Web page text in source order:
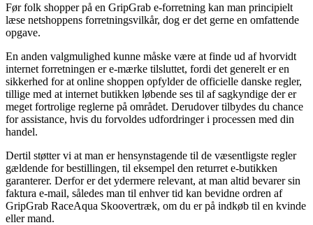
Før folk shopper på en GripGrab e-forretning kan man principielt
læse netshoppens forretningsvilkår, dog er det gerne en omfattende
opgave.
En anden valgmulighed kunne måske være at finde ud af hvorvidt
internet forretningen er e-mærke tilsluttet, fordi det generelt er en
sikkerhed for at online shoppen opfylder de officielle danske regler,
tillige med at internet butikken løbende ses til af sagkyndige der er
meget fortrolige reglerne på området. Derudover tilbydes du chance
for assistance, hvis du forvoldes udfordringer i processen med din
handel.
Dertil støtter vi at man er hensynstagende til de væsentligste regler
gældende for bestillingen, til eksempel den returret e-butikken
garanterer. Derfor er det ydermere relevant, at man altid bevarer sin
faktura e-mail, således man til enhver tid kan bevidne ordren af
GripGrab RaceAqua Skoovertræk, om du er på indkøb til en kvinde
eller mand.